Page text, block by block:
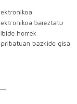
baieztatu
horrek
bazkide gisa